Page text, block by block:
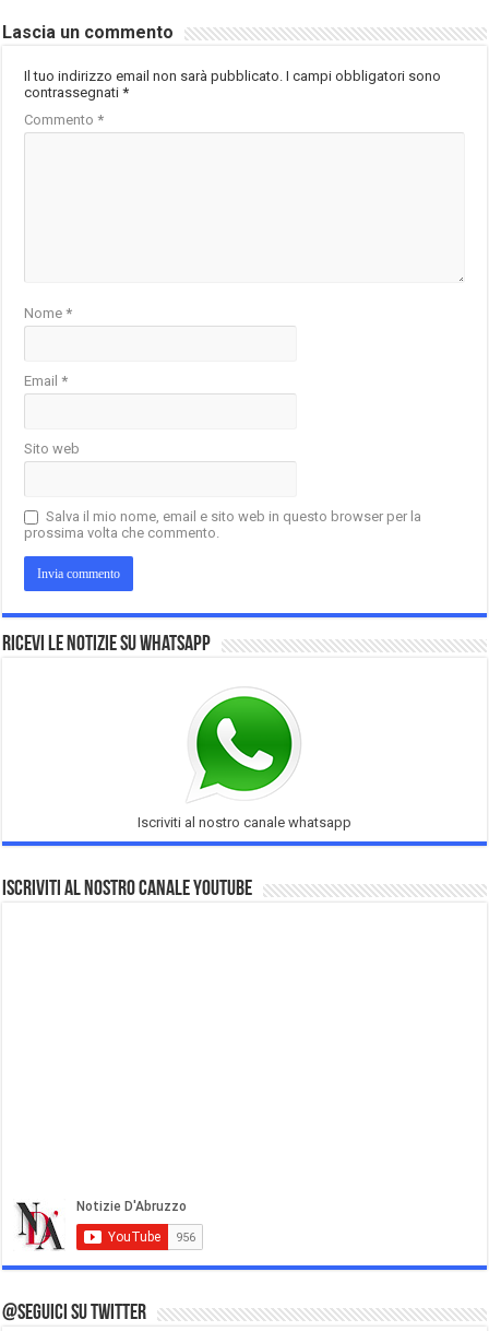
Lascia un commento
Il tuo indirizzo email non sarà pubblicato. I campi obbligatori sono
contrassegnati*
Commento*
Nome*
Email*
Sito web
Salva il mio nome, email e sito web in questo browser per la
prossima volta che commento.
Ricevi le notizie su Whatsapp
Iscriviti al nostro canale whatsapp
Iscriviti al nostro Canale Youtube
@Seguici su Twitter